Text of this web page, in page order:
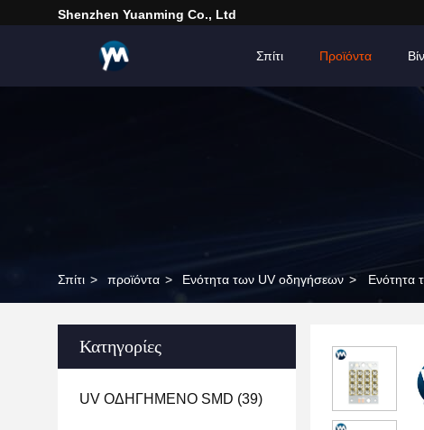
Shenzhen Yuanming Co., Ltd
Σπίτι Προϊόντα
Σπίτι > προϊόντα > Ενότητα των UV οδηγήσεων > Ενότητα
Κατηγορίες
UV ΟΔΗΓΗΜΕΝΟ SMD (39)